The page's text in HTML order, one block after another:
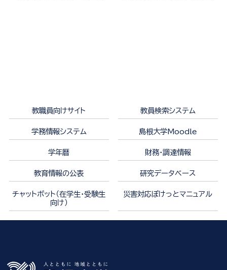
教職員向けサイト 教員検索システム
学務情報システム 島根大学Moodle
学年暦 財務・調達情報
教育情報の公表 研究データベース
チャットボット（在学生・受験生
向け）
災害対応ぽけっとマニュアル